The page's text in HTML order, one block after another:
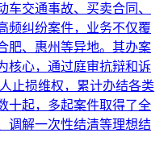
交通事故、买卖合同、
频纠纷案件，业务不仅覆
肥、惠州等异地。其办案
核心，通过庭审抗辩和诉
止损维权，累计办结各类
十起，多起案件取得了全
调解一次性结清等理想结